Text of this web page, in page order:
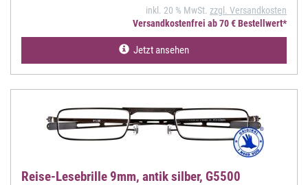
inkl. 20 % MwSt. zzgl. Versandkosten
Versandkostenfrei ab 70 € Bestellwert*
Jetzt ansehen
Reise-Lesebrille 9mm, antik silber, G5500